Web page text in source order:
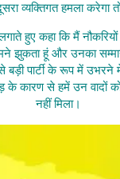
व्यक्तिगत हमला करेगा
हुए कहा कि मैं
झुकता हूं और उनका
बड़ी पार्टी के रूप में
के कारण से हमें उन वादों
नहीं मिला।